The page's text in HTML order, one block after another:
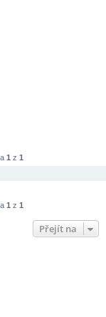
1 z 1
1 z 1
Přejít na